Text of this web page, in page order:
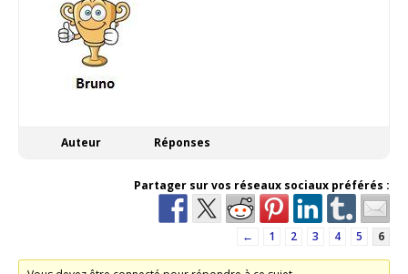
Auteur Réponses
Partager sur vos réseaux sociaux préférés :
← 1 2 3 4 5 6